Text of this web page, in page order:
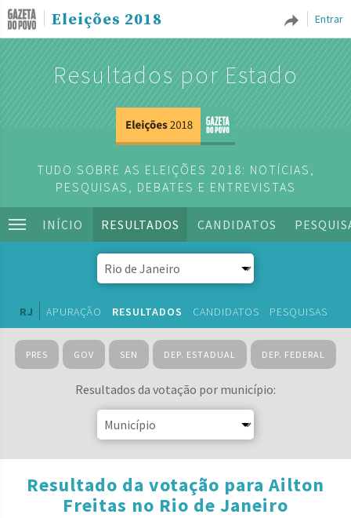
Entrar
Eleições 2018
Resultados por Estado
TUDO SOBRE AS ELEIÇÕES 2018: NOTÍCIAS,
PESQUISAS, DEBATES E ENTREVISTAS
INÍCIO RESULTADOS CANDIDATOS
RJ APURAÇÃO RESULTADOS CANDIDATOS PESQUISAS
PRES GOV SEN DEP. ESTADUAL DEP. FEDERAL
Resultados da votação por município:
Resultado da votação para Ailton
Freitas no Rio de Janeiro